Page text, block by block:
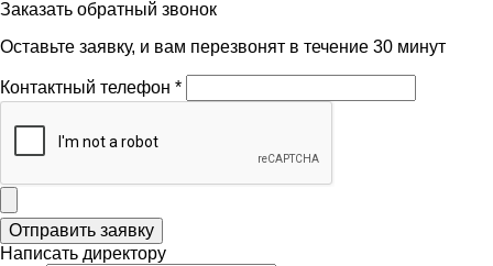
Заказать обратный звонок
Оставьте заявку, и вам перезвонят в течение 30 минут
Контактный телефон *
Написать директору